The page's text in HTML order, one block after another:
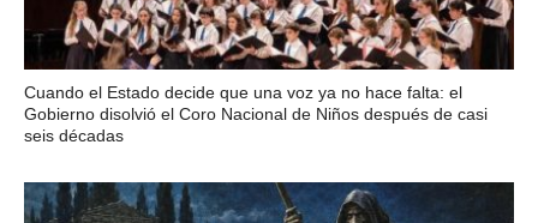
Cuando el Estado decide que una voz ya no hace falta: el
Gobierno disolvió el Coro Nacional de Niños después de casi
seis décadas